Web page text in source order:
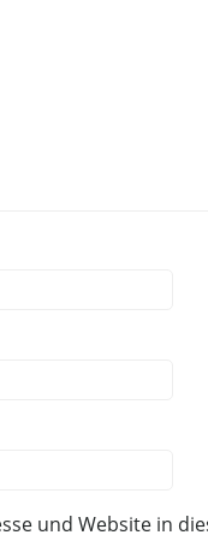
und Website in